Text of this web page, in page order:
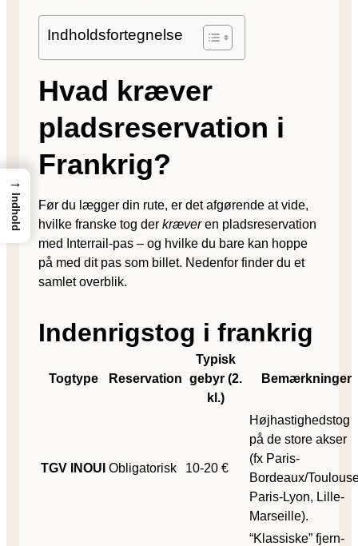
Indholdsfortegnelse
Hvad kræver
pladsreservation i
Frankrig?
Før du lægger din rute, er det afgørende at vide,
hvilke franske tog der kræveren pladsreservation
med Interrail-pas – og hvilke du bare kan hoppe
på med dit pas som billet. Nedenfor finder du et
samlet overblik.
Indenrigstog i frankrig
Togtype Reservation
Typisk
gebyr (2.
kl.)
Bemærkninger
TGV INOUI Obligatorisk 10-20 €
Højhastighedstog
på de store akser
(fx Paris-
Bordeaux/
Paris-Lyon, Lille-
Marseille).
“Klassiske” fjern-
→
Indhold